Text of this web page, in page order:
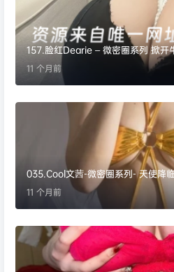
157.脸红Dearie – 微密圈系列 掀
11 个月前
035.Cool文茜-微密圈系列- 天使降
11 个月前